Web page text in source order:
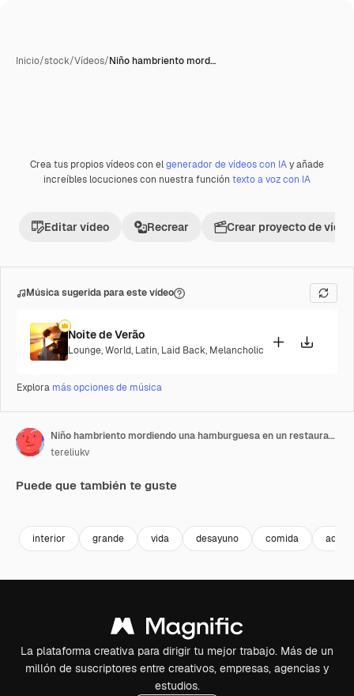
Inicio/stock/Vídeos/Niño hambriento mord…
Premium
Crea tus propios vídeos con elgenerador de vídeos con IAy añade
increíbles locuciones con nuestra función texto a voz con IA
Editar vídeo Recrear Crear proyecto de vídeo
Música sugerida para este vídeo
Noite de Verão
Lounge,World, Latin, Laid Back, Melancholic
Explora más opciones de música
Niño hambriento mordiendo una hamburguesa en un restaurante. Cafetería de comida rápida. Alimentación poco saludable.
tereliukv
Puede que también te guste
interior grande vida desayuno comida
La plataforma creativa para dirigir tu mejor trabajo. Más de un
millón de suscriptores entre creativos, empresas, agencias y
estudios.